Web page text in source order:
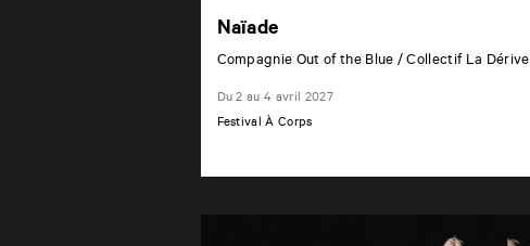
Naïade
Compagnie Out of the Blue / Collectif La Dérive
Du 2 au 4 avril 2027
Festival À Corps